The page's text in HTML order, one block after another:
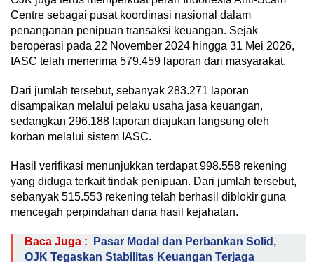
Centre sebagai pusat koordinasi nasional dalam
penanganan penipuan transaksi keuangan. Sejak
beroperasi pada 22 November 2024 hingga 31 Mei 2026,
IASC telah menerima 579.459 laporan dari masyarakat.
Dari jumlah tersebut, sebanyak 283.271 laporan
disampaikan melalui pelaku usaha jasa keuangan,
sedangkan 296.188 laporan diajukan langsung oleh
korban melalui sistem IASC.
Hasil verifikasi menunjukkan terdapat 998.558 rekening
yang diduga terkait tindak penipuan. Dari jumlah tersebut,
sebanyak 515.553 rekening telah berhasil diblokir guna
mencegah perpindahan dana hasil kejahatan.
Baca Juga :
Pasar Modal dan Perbankan Solid,
OJK Tegaskan Stabilitas Keuangan Terjaga